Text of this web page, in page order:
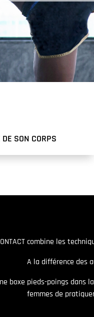
SON CORPS
combine les
A la différence des
boxe pieds-poings
femmes de